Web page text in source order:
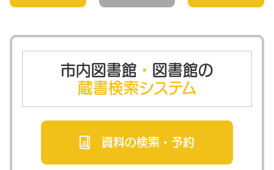
市内図書館 ・ 図書館の
蔵書検索システム
資料の検索・ 予約